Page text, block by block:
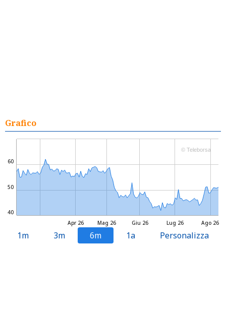
Grafico
Mag 26 Lug 26
Apr 26 Giu 26 Ago 26
40
50
60
© Teleborsa
1m 3m 6m 1a Personalizza